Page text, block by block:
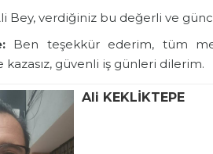
Bey, verdiğiniz bu değerli ve
Ben teşekkür ederim, tüm
güvenli iş günleri dilerim.
Ali KEKLİKTEPE